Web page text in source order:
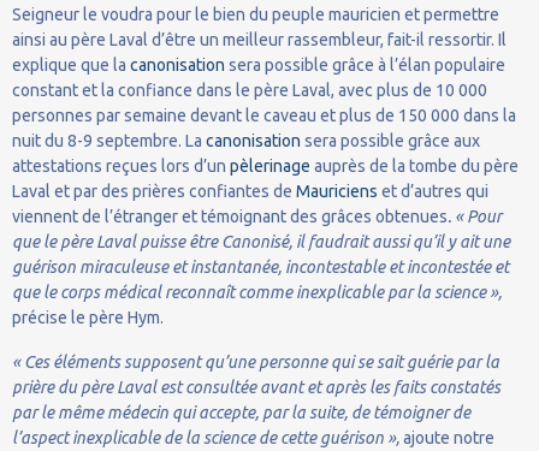
Seigneur le voudra pour le bien du peuple mauricien et permettre
ainsi au père Laval d’être un meilleur rassembleur, fait-il ressortir. Il
explique que la canonisation sera possible grâce à l’élan populaire
constant et la confiance dans le père Laval, avec plus de 10 000
personnes par semaine devant le caveau et plus de 150 000 dans la
nuit du 8-9 septembre. La canonisation sera possible grâce aux
attestations reçues lors d’un pèlerinage auprès de la tombe du père
Laval et par des prières confiantes de Mauriciens et d’autres qui
viennent de l’étranger et témoignant des grâces obtenues. « Pour
que le père Laval puisse être Canonisé, il faudrait aussi qu’il y ait une
guérison miraculeuse et instantanée, incontestable et incontestée et
que le corps médical reconnaît comme inexplicable par la science »,
précise le père Hym.
« Ces éléments supposent qu’une personne qui se sait guérie par la
prière du père Laval est consultée avant et après les faits constatés
par le même médecin qui accepte, par la suite, de témoigner de
l’aspect inexplicable de la science de cette guérison »,ajoute notre